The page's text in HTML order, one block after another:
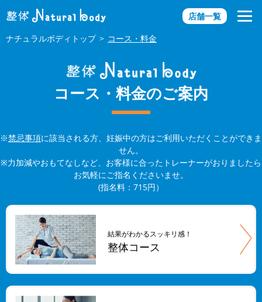
店舗一覧
ナチュラルボディトップ
コース・料金
コース・料金のご案内
※禁忌事項に該当される方、妊娠中の方はご利用いただくことができま
せん。
※力加減やおもてなしなど、お客様に合ったトレーナーがおりましたら
お気軽にご指名くださいませ。
(指名料：715円）
結果がわかるスッキリ感！
整体コース